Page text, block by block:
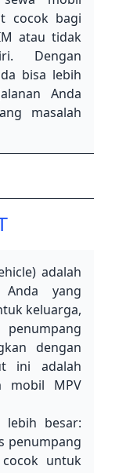
cocok bagi
atau tidak
Dengan
bisa lebih
Anda
masalah
adalah
yang
keluarga,
dengan
ini adalah
mobil MPV
lebih besar:
penumpang
untuk